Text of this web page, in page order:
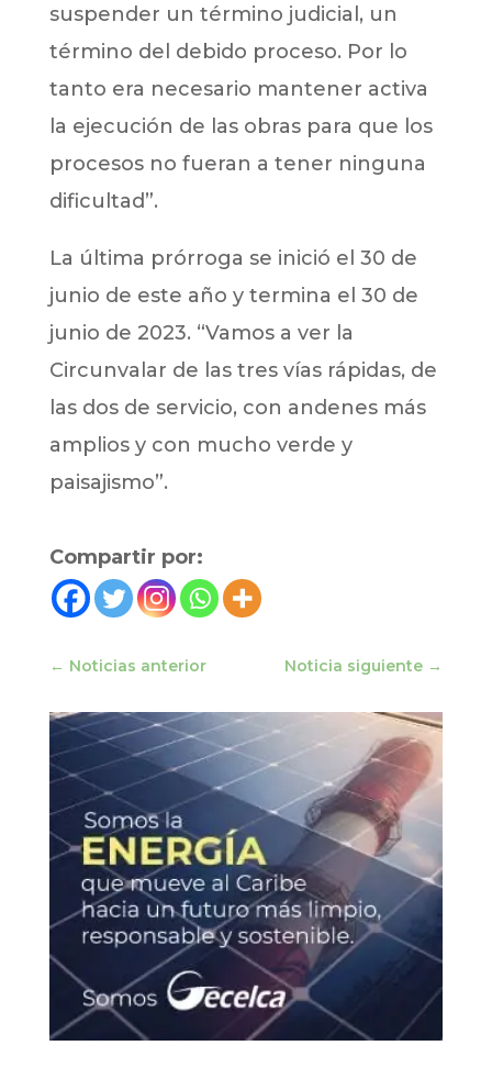
suspender un término judicial, un
término del debido proceso. Por lo
tanto era necesario mantener activa
la ejecución de las obras para que los
procesos no fueran a tener ninguna
dificultad”.
La última prórroga se inició el 30 de
junio de este año y termina el 30 de
junio de 2023. “Vamos a ver la
Circunvalar de las tres vías rápidas, de
las dos de servicio, con andenes más
amplios y con mucho verde y
paisajismo”.
Compartir por:
← Noticias anterior Noticia siguiente →